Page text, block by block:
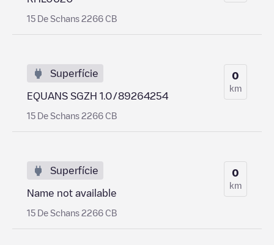
15 De Schans 2266 CB
Superfície
EQUANS SGZH 1.0/89264254
15 De Schans 2266 CB
0
km
Superfície
Name not available
15 De Schans 2266 CB
0
km